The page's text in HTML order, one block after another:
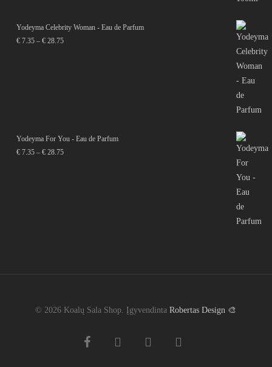
Yodeyma Celebrity Woman - Eau de Parfum
€7.35 – €28.75Price
Yodeyma For You - Eau de Parfum
€7.35 – €28.75Price
© 2026 Koalų Sala Shop. ĮgyvendintaRobertas Design 🎨
facebook instagramphone email